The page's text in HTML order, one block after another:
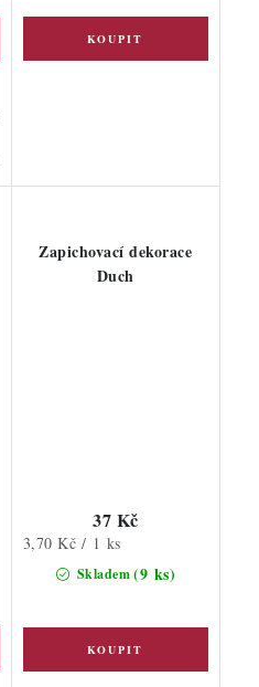
Zapichovací dekorace
Duch
Skladem(9 ks)
37 Kč
Měrná
3,70 Kč / 1 ks